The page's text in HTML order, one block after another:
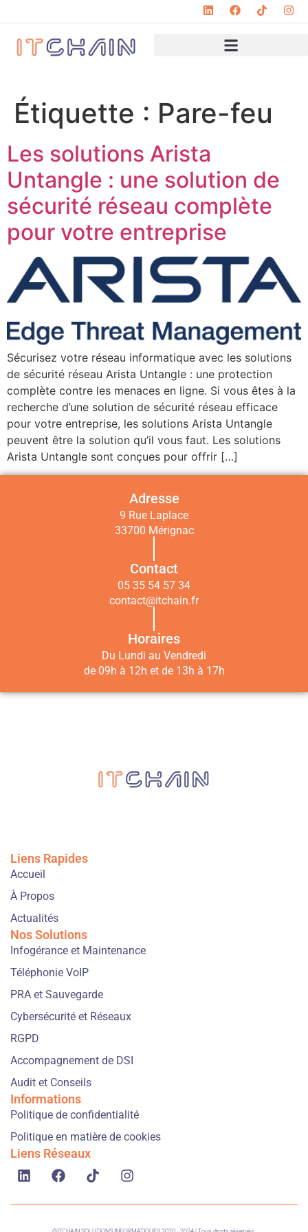
Étiquette : Pare-feu
Les solutions Arista
Untangle : une solution de
sécurité réseau complète
pour votre entreprise
Sécurisez votre réseau informatique avec les solutions
de sécurité réseau Arista Untangle : une protection
complète contre les menaces en ligne. Si vous êtes à la
recherche d’une solution de sécurité réseau efficace
pour votre entreprise, les solutions Arista Untangle
peuvent être la solution qu’il vous faut. Les solutions
Arista Untangle sont conçues pour offrir […]
Adresse
9 Rue Laplace
33700 Mérignac
Contact
05 35 54 57 34
contact@itchain.fr
Horaires
Du Lundi au Vendredi
de 09h à 12h et de 13h à 17h
Liens Rapides
Accueil
À Propos
Actualités
Nos Solutions
Infogérance et Maintenance
Téléphonie VoIP
PRA et Sauvegarde
Cybersécurité et Réseaux
RGPD
Accompagnement de DSI
Audit et Conseils
Informations
Politique de confidentialité
Politique en matière de cookies
Liens Réseaux